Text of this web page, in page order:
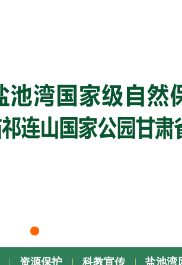
资源保护 科教宣传 盐池湾